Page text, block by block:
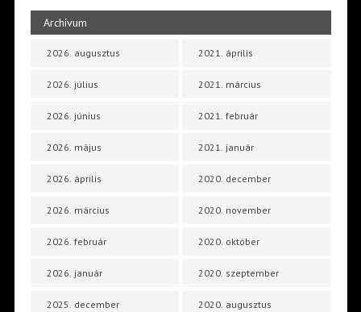
Archívum
2026. augusztus
2026. július
2026. június
2026. május
2026. április
2026. március
2026. február
2026. január
2025. december
2021. április
2021. március
2021. február
2021. január
2020. december
2020. november
2020. október
2020. szeptember
2020. augusztus